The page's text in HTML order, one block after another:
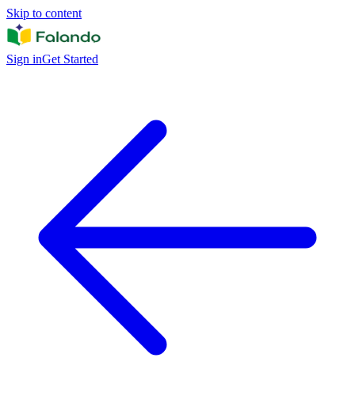
Skip to content
Sign inGet Started